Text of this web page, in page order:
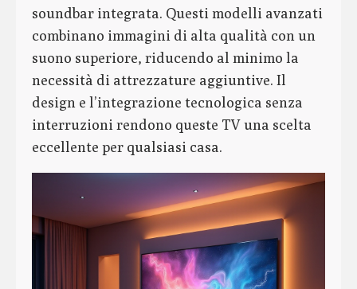
soundbar integrata. Questi modelli avanzati
combinano immagini di alta qualità con un
suono superiore, riducendo al minimo la
necessità di attrezzature aggiuntive. Il
design e l’integrazione tecnologica senza
interruzioni rendono queste TV una scelta
eccellente per qualsiasi casa.